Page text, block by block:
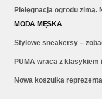
Pielęgnacja ogrodu zimą.
MODA MĘSKA
Stylowe sneakersy –
PUMA wraca z klasykiem
Nowa koszulka